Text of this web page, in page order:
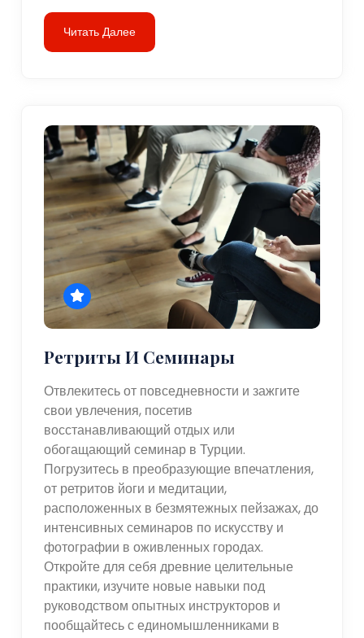
Читать Далее
Ретриты И Семинары
Отвлекитесь от повседневности и зажгите
свои увлечения, посетив
восстанавливающий отдых или
обогащающий семинар в Турции.
Погрузитесь в преобразующие впечатления,
от ретритов йоги и медитации,
расположенных в безмятежных пейзажах, до
интенсивных семинаров по искусству и
фотографии в оживленных городах.
Откройте для себя древние целительные
практики, изучите новые навыки под
руководством опытных инструкторов и
пообщайтесь с единомышленниками в